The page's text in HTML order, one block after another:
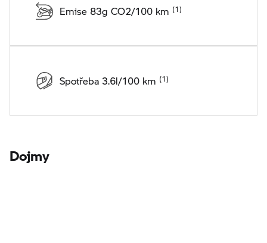
Emise 83g CO2/100 km
Spotřeba 3.6l/100 km
Dojmy